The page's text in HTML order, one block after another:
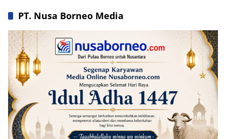
PT. Nusa Borneo Media